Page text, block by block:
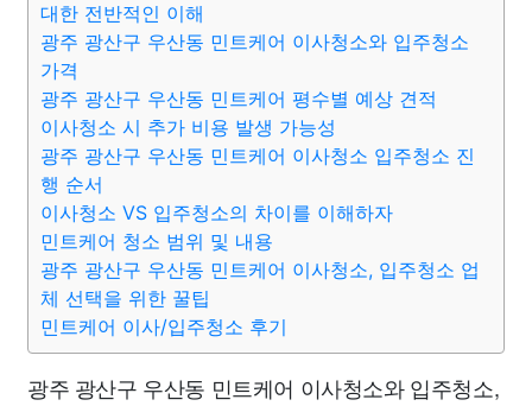
대한 전반적인 이해
광주 광산구 우산동 민트케어 이사청소와 입주청소
가격
광주 광산구 우산동 민트케어 평수별 예상 견적
이사청소 시 추가 비용 발생 가능성
광주 광산구 우산동 민트케어 이사청소 입주청소 진
행 순서
이사청소 VS 입주청소의 차이를 이해하자
민트케어 청소 범위 및 내용
광주 광산구 우산동 민트케어 이사청소, 입주청소 업
체 선택을 위한 꿀팁
민트케어 이사/입주청소 후기
광주 광산구 우산동 민트케어 이사청소와 입주청소,